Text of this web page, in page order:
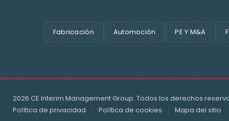
Fabricación Automoción PE Y M&A
2026 CE Interim Management Group. Todos los derechos
Política de privacidad
Política de cookies Mapa del sitio